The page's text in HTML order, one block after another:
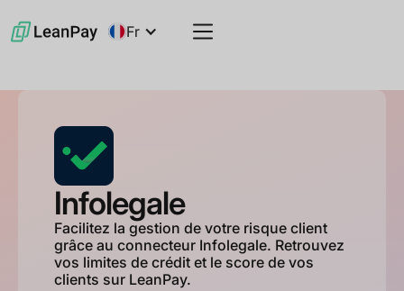
Fr
Infolegale
Facilitez la gestion de votre risque client
grâce au connecteur Infolegale. Retrouvez
vos limites de crédit et le score de vos
clients sur LeanPay.